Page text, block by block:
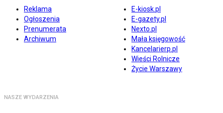
Reklama
Ogłoszenia
Prenumerata
Archiwum
E-kiosk.pl
E-gazety.pl
Nexto.pl
Mała księgowość
Kancelarierp.pl
Wieści Rolnicze
Życie Warszawy
NASZE WYDARZENIA